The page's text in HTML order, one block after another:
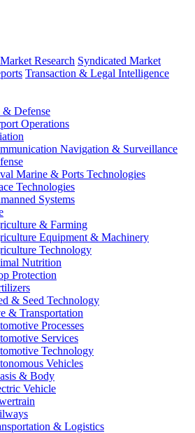
Research Syndicated Market
Transaction & Legal Intelligence
& Defense
Operations
Navigation & Surveillance
Marine & Ports Technologies
Technologies
Systems
& Farming
Equipment & Machinery
Technology
Nutrition
Protection
& Seed Technology
& Transportation
Processes
Services
Technology
Vehicles
& Body
Vehicle
& Logistics